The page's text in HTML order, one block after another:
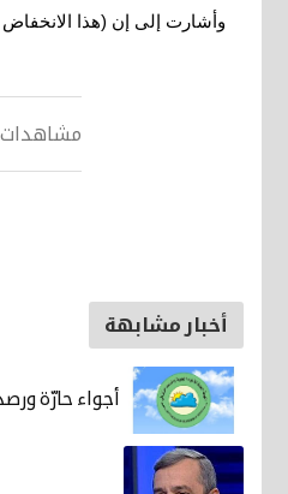
وأشارت إلى إن (هذا الانخفاض
مشاهدات
أخبار مشابهة
أجواء حارّة ورصد 57 هزّة داخل